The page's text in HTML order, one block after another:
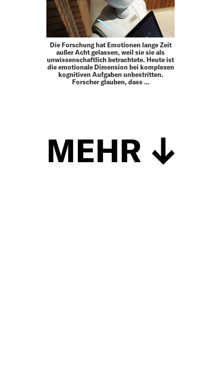
Die Forschung hat Emotionen lange Zeit
außer Acht gelassen, weil sie sie als
unwissenschaftlich betrachtete. Heute ist
die emotionale Dimension bei komplexen
kognitiven Aufgaben unbestritten.
Forscher glauben, dass …
MEHR